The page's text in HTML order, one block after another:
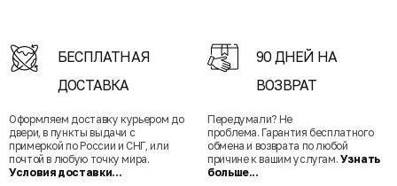
БЕСПЛАТНАЯ
ДОСТАВКА
Оформляем доставку курьером до
двери, в пункты выдачи с
примеркой по России и СНГ, или
почтой в любую точку мира.
Условия доставки...
90 ДНЕЙ НА
ВОЗВРАТ
Передумали? Не
проблема. Гарантия бесплатного
обмена и возврата по любой
причине к вашим услугам. Узнать
больше...